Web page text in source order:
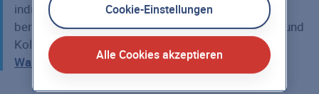
individuell zu den Produkten der Hannoverschen
beraten lassen? Kein Problem, unsere Kolleginnen und
Kollegen sind für Sie da, auf dem
Kontaktweg Ihrer
Wahl
Cookie-Einstellungen
Alle Cookies akzeptieren